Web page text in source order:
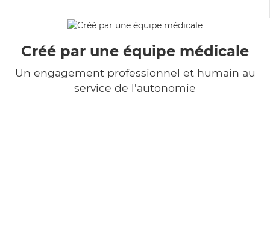
Créé par une équipe médicale
Un engagement professionnel et humain au
service de l'autonomie